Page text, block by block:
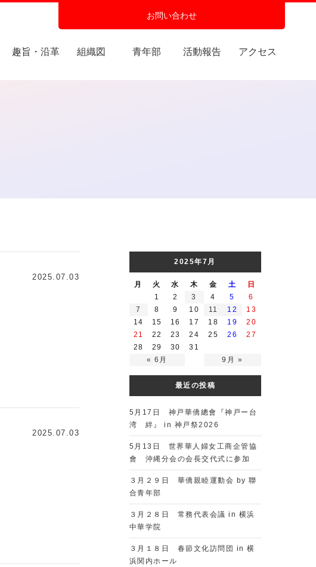
お問い合わせ
趣旨・沿革 組織図 青年部 活動報告 アクセス
2025.07.03
2025.07.03
2025年7月
月 火 水 木 金 土 日
« 6月 9月 »
1 2 3 4 5
6
7
8 9 10 11 12
13
14
15 16 17 18 19
20
21
22 23 24 25 26
27
28
29 30 31
最近の投稿
5月17日 神戸華僑總會『神戸ー台
湾 絆』 in 神戸祭2026
5月13日 世界華人婦女工商企管協
會 沖縄分会の会長交代式に参加
３月２９日 華僑親睦運動会 by 聯
合青年部
３月２８日 常務代表会議 in 横浜
中華学院
３月１８日 春節文化訪問団 in 横
浜関内ホール